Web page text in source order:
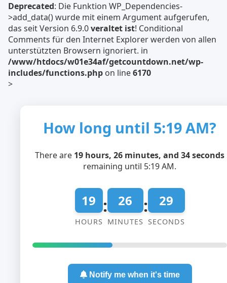
Deprecated: Die Funktion WP_Dependencies-
>add_data() wurde mit einem Argument aufgerufen,
das seit Version 6.9.0veraltet ist! Conditional
Comments für den Internet Explorer werden von allen
unterstützten Browsern ignoriert. in
/www/htdocs/w01e34af/getcountdown.net/wp-
includes/functions.php on line6170
>
How long until 5:19 AM?
There are 19 hours, 26 minutes, and 34 seconds
remaining until 5:19 AM.
19
HOURS
: 26
MINUTES
: 29
SECONDS
Notify me when it's time